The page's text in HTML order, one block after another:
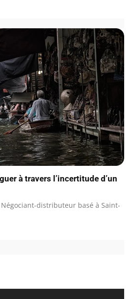
à travers l’incertitude d’un
Négociant-distributeur basé à Saint-